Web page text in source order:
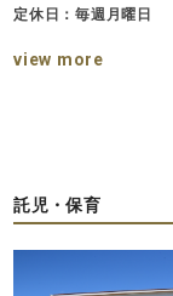
定休日：毎週月曜日
view more
託児・保育